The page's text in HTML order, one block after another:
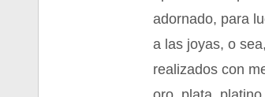
adornado, para
a las joyas, o
realizados con